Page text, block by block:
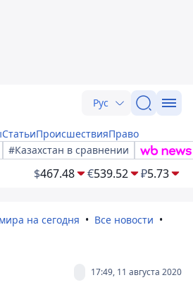
Рус
СтатьиПроисшествияПраво
#Казахстан в сравнении
$467.48 €539.52 ₽5.73
на сегодня
Все новости
17:49, 11 августа 2020